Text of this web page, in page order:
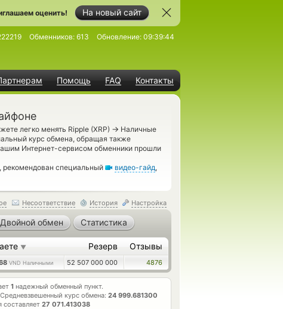
На новый сайт
оценить!
Помощь FAQ Контакты
Обменников: 613 Обновление: 09:39:44
легко менять Ripple (XRP) → Наличные
курс обмена, обращая также
Интернет-сервисом обменники прошли
специальный
видео-гайд,
Несоответствие История Настройка
Двойной обмен Статистика
▼ Резерв Отзывы
VND Наличными 52 507 000 000 4876
1 надежный обменный пункт.
Средневзвешенный курс обмена: 24 999.681300
27 071.413038